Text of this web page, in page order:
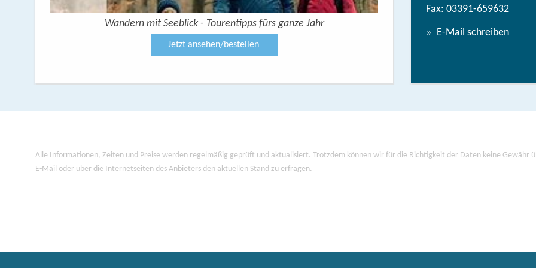
Wandern mit Seeblick - Tourentipps fürs ganze Jahr
Jetzt ansehen/bestellen
Fax: 03391-659632
E-Mail schreiben
Alle Informationen, Zeiten und Preise werden regelmäßig geprüft und aktualisiert. Trotzdem können wir für die Richtigkeit der Daten keine Gewähr
E-Mail oder über die Internetseiten des Anbieters den aktuellen Stand zu erfragen.